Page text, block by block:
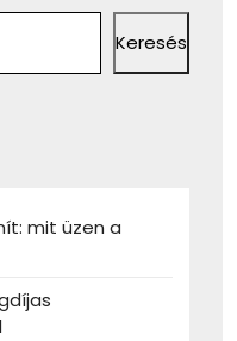
Keresés
mit üzen a